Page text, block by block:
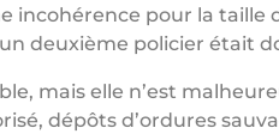
incohérence pour la
deuxième policier était
mais elle n’est
dépôts d’ordures